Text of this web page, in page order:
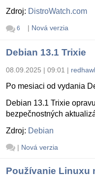
Zdroj: DistroWatch.com
6 | Nová verzia
Debian 13.1 Trixie
08.09.2025 | 09:01 |
Po mesiaci od vydania
Debian 13.1 Trixie
bezpečnostných
Zdroj: Debian
| Nová verzia
Používanie Linuxu